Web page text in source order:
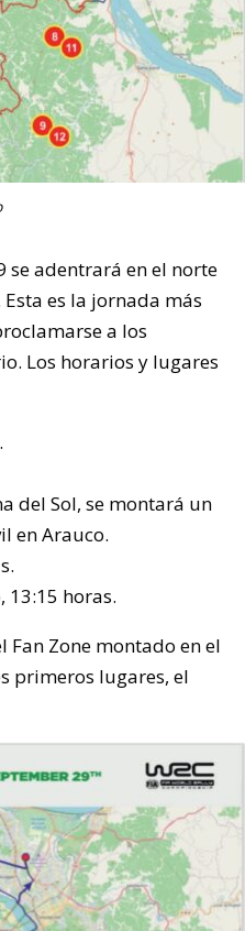
se adentrará en el norte
es la jornada más
a los
Los horarios y lugares
del Sol, se montará un
en Arauco.
13:15 horas.
Fan Zone montado en el
primeros lugares, el